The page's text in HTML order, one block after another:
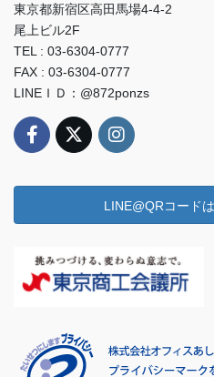
東京都新宿区高田馬場4-4-2
尾上ビル2F
TEL : 03-6304-0777
FAX : 03-6304-0777
LINEＩＤ：@872ponzs
LINE@QRコード